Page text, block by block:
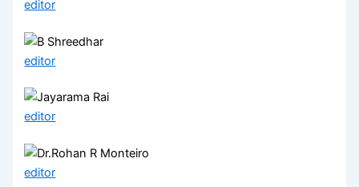
editor
editor
editor
editor